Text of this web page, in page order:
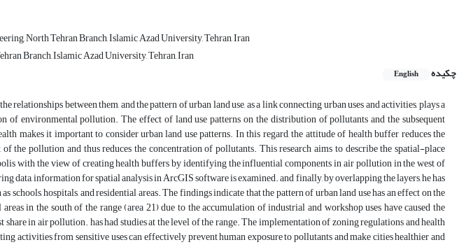
North Tehran Branch, Islamic Azad University, Tehran, Iran
Branch, Islamic Azad University, Tehran, Iran
چکیده
English
relationships between them, and the pattern of urban land use, as a link connecting urban uses and activities, plays a
environmental pollution. The effect of land use patterns on the distribution of pollutants and the subsequent
makes it important to consider urban land use patterns. In this regard, the attitude of health buffer reduces the
the pollution and thus reduces the concentration of pollutants. This research aims to describe the spatial-place
with the view of creating health buffers by identifying the influential components in air pollution in the west of
data, information for spatial analysis in ArcGIS software is examined. and finally, by overlapping the layers, he has
schools, hospitals, and residential areas. The findings indicate that the pattern of urban land use has an effect on the
in the south of the range (area 21) due to the accumulation of industrial and workshop uses have caused the
share in air pollution. has had studies at the level of the range. The implementation of zoning regulations and health
activities from sensitive uses can effectively prevent human exposure to pollutants and make cities healthier and